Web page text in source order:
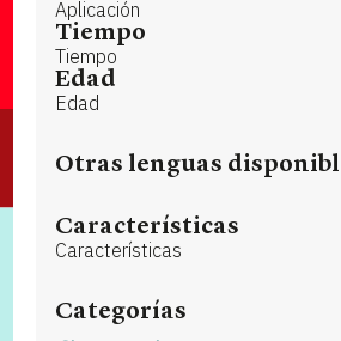
Aplicación
Tiempo
Tiempo
Edad
Edad
Otras lenguas
Características
Características
Categorías